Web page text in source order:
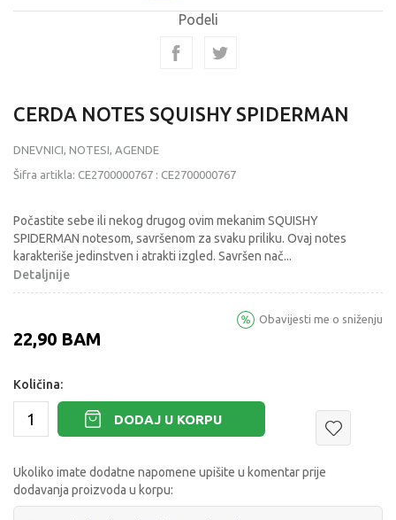
Podeli
CERDA NOTES SQUISHY SPIDERMAN
DNEVNICI, NOTESI, AGENDE
Šifra artikla: CE2700000767 : CE2700000767
Počastite sebe ili nekog drugog ovim mekanim SQUISHY
SPIDERMAN notesom, savršenom za svaku priliku. Ovaj notes
karakteriše jedinstven i atrakti izgled. Savršen nač...
Detaljnije
22,90 BAM
Obavijesti me o sniženju
Količina:
DODAJ U KORPU
Ukoliko imate dodatne napomene upišite u komentar prije
dodavanja proizvoda u korpu: